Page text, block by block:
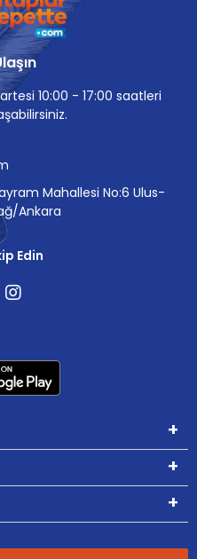
10:00 - 17:00 saatleri
Mahallesi No:6 Ulus-
Ankara
Edin